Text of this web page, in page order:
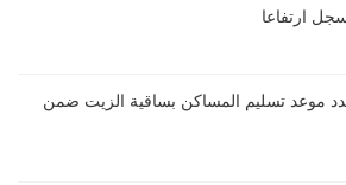
ارتفاعا
موعد تسليم المساكن بساقية الزيت ضمن